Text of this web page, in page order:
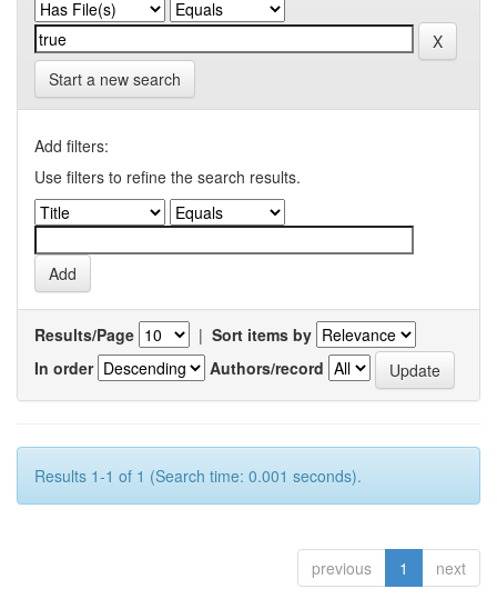
Start a new search
Add filters:
Use filters to refine the search results.
Results/Page | Sort items by
In order
Authors/record
Results 1-1 of 1 (Search time: 0.001 seconds).
previous 1 next